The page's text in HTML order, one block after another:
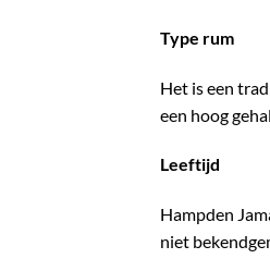
Type rum
Het is een
een hoog
Leeftijd
Hampden
niet